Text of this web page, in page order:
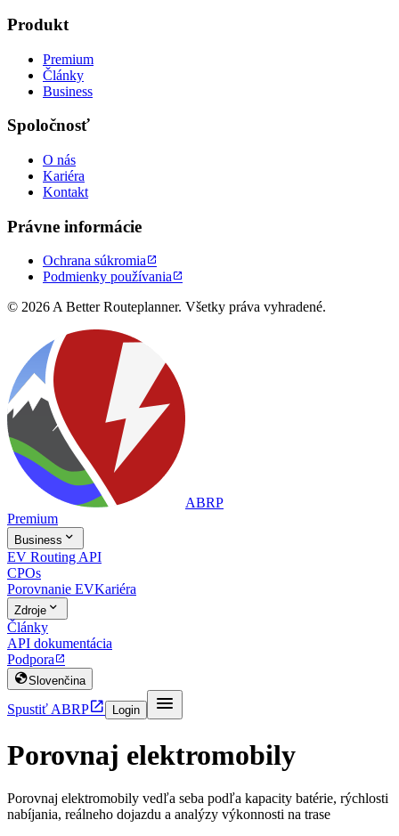
Produkt
Premium
Články
Business
Spoločnosť
O nás
Kariéra
Kontakt
Právne informácie
Ochrana súkromia
Podmienky používania
© 2026 A Better Routeplanner. Všetky práva vyhradené.
ABRP
Premium
Business 
EV Routing API
CPOs
Porovnanie EVKariéra
Zdroje 
Články
API dokumentácia
Podpora
Slovenčina
Spustiť ABRP Login 
Porovnaj elektromobily
Porovnaj elektromobily vedľa seba podľa kapacity batérie, rýchlosti
nabíjania, reálneho dojazdu a analýzy výkonnosti na trase